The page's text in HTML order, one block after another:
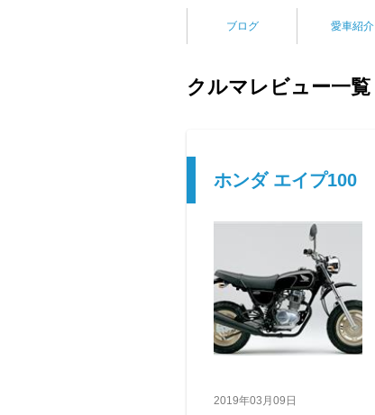
ブログ 愛車紹介
クルマレビュー一覧
ホンダ エイプ100
2019年03月09日